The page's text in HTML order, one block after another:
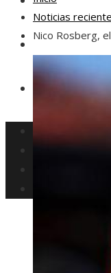
Cultura y
Ciencia y
Inversiones y
Ciencia y
Noticias
Nico Rosberg,